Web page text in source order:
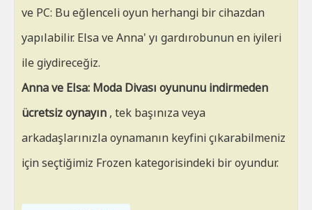
ve PC: Bu eğlenceli oyun herhangi bir cihazdan
yapılabilir. Elsa ve Anna' yı gardırobunun en iyileri
ile giydireceğiz.
Anna ve Elsa: Moda Divası oyununu indirmeden
ücretsiz oynayın , tek başınıza veya
arkadaşlarınızla oynamanın keyfini çıkarabilmeniz
için seçtiğimiz Frozen kategorisindeki bir oyundur.